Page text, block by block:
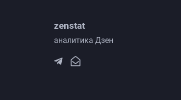
zenstat
аналитика Дзен